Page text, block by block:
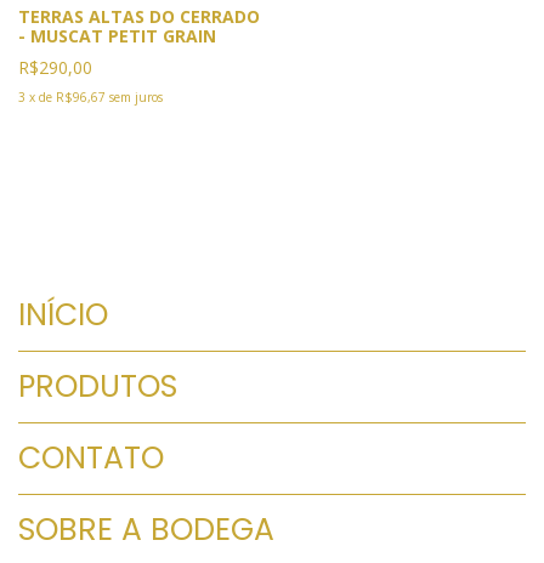
TERRAS ALTAS DO CERRADO
- MUSCAT PETIT GRAIN
R$290,00
3 x de R$96,67 sem juros
INÍCIO
PRODUTOS
CONTATO
SOBRE A BODEGA